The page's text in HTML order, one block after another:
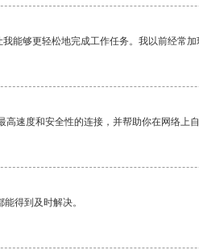
能够更轻松地完成工作任务。我以前经常
速度和安全性的连接，并帮助你在网络上自
得到及时解决。